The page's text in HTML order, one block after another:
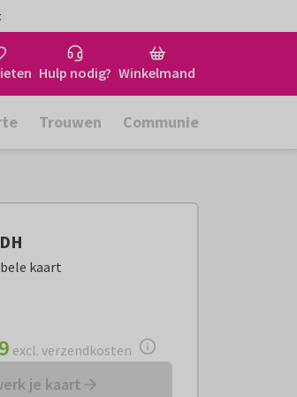
Hulp nodig? Winkelmand
Trouwen Communie
kaart
verzendkosten
excl. verzendkosten
je kaart